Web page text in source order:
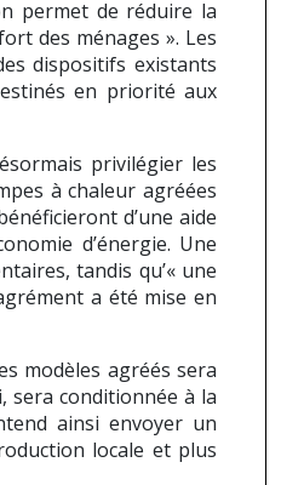
permet de réduire la
des ménages ». Les
dispositifs existants
en priorité aux
privilégier les
à chaleur agréées
d’une aide
d’énergie. Une
tandis qu’« une
a été mise en
modèles agréés sera
sera conditionnée à la
ainsi envoyer un
locale et plus